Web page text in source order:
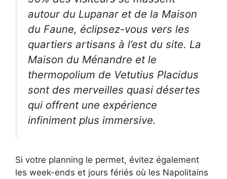
autour du Lupanar et de la Maison
du Faune, éclipsez-vous vers les
quartiers artisans à l’est du site. La
Maison du Ménandre et le
thermopolium de Vetutius Placidus
sont des merveilles quasi désertes
qui offrent une expérience
infiniment plus immersive.
Si votre planning le permet, évitez également
les week-ends et jours fériés où les Napolitains